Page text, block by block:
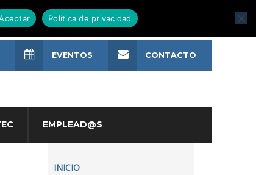
EMPLEAD@S
EVENTOS CONTACTO
INICIO
Política de privacidad